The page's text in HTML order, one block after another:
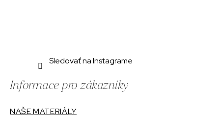
Sledovať na Instagrame
Informace pro zákazníky
NAŠE MATERIÁLY